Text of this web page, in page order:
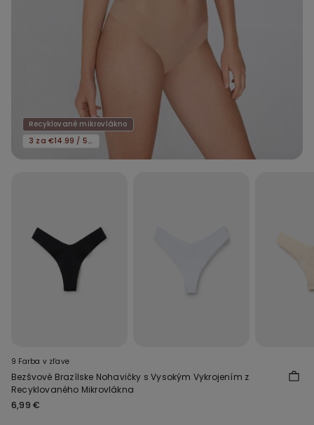
Recyklované mikrovlákno
3 za €14.99 / 5 za €21.99
9 Farba v zľave
Bezšvové Brazílske Nohavičky s Vysokým Vykrojením z
Recyklovaného Mikrovlákna
6,99 €